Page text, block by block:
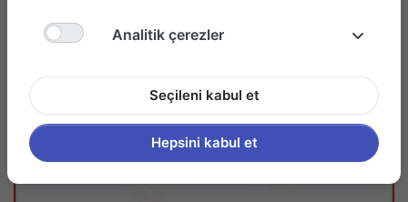
Analitik çerezler
Seçileni kabul et
Hepsini kabul et